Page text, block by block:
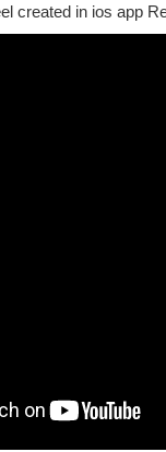
created in ios app